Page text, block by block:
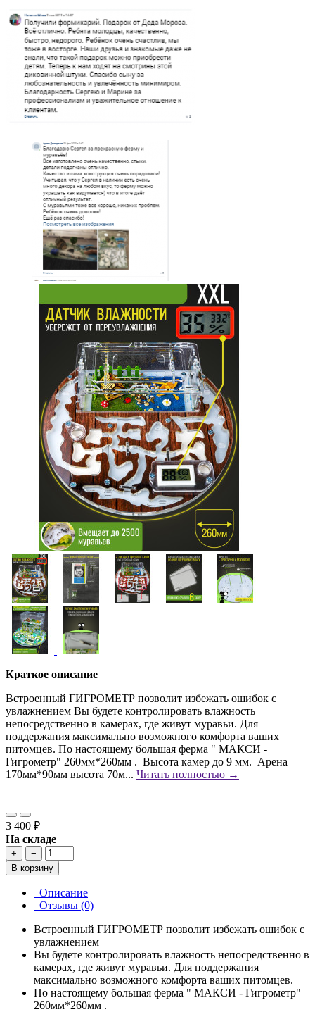
Краткое описание
Встроенный ГИГРОМЕТР позволит избежать ошибок с
увлажнением Вы будете контролировать влажность
непосредственно в камерах, где живут муравьи. Для
поддержания максимально возможного комфорта ваших
питомцев. По настоящему большая ферма " МАКСИ -
Гигрометр" 260мм*260мм . Высота камер до 9 мм. Арена
170мм*90мм высота 70м... Читать полностью →
3 400 ₽
На складе
+
−
В корзину
Описание
Отзывы (0)
Встроенный ГИГРОМЕТР позволит избежать ошибок с
увлажнением
Вы будете контролировать влажность непосредственно в
камерах, где живут муравьи. Для поддержания
максимально возможного комфорта ваших питомцев.
По настоящему большая ферма " МАКСИ - Гигрометр"
260мм*260мм .